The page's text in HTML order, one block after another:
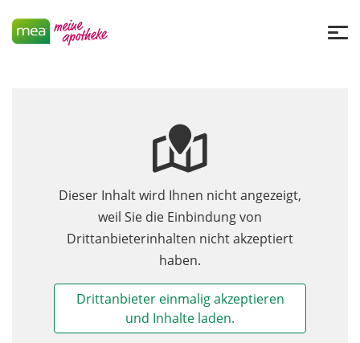
Dieser Inhalt wird Ihnen nicht angezeigt,
weil Sie die Einbindung von
Drittanbieterinhalten nicht akzeptiert
haben.
Drittanbieter einmalig akzeptieren
und Inhalte laden.